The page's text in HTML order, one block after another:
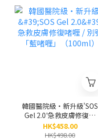
韓國醫院級‧新升級'SOS
Gel 2.0'急救皮膚修復啫
喱 / 別號「藍啫喱」
（100ml）
HK$458.00
HK$498.00